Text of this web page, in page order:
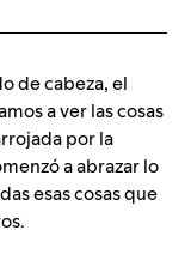
de cabeza, el
a ver las cosas
por la
a abrazar lo
esas cosas que